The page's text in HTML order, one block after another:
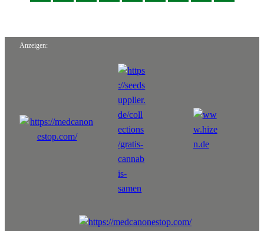
Anzeigen: